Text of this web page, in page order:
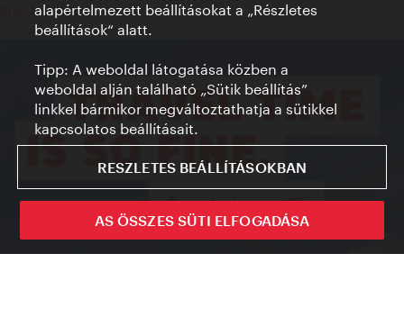
Sütik beállítása
© Copyright WienTourismus
alapértelmezett beállításokat a „Részletes
beállítások“ alatt.
Tipp: A weboldal látogatása közben a
weboldal alján található „Sütik beállítás”
linkkel bármikor megváltoztathatja a sütikkel
kapcsolatos beállításait.
RESZLETES BEÁLLÍTÁSOKBAN
AS ÖSSZES SÜTI ELFOGADÁSA